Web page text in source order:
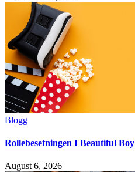
Blogg
Rollebesetningen I Beautiful Boy
August 6, 2026